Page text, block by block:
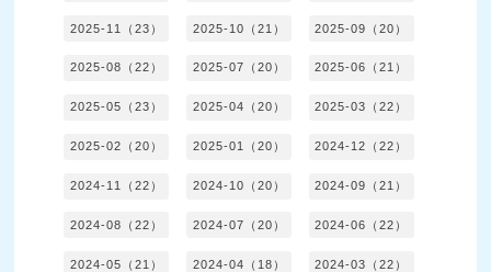
2025-11（23） 2025-10（21） 2025-09（20）
2025-08（22） 2025-07（20） 2025-06（21）
2025-05（23） 2025-04（20） 2025-03（22）
2025-02（20） 2025-01（20） 2024-12（22）
2024-11（22） 2024-10（20） 2024-09（21）
2024-08（22） 2024-07（20） 2024-06（22）
2024-05（21） 2024-04（18） 2024-03（22）